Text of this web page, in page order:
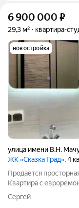
6 900 000 ₽
29,3 м² квартира-
новостройка
улица имени В.Н.
ЖК «Сказка Град», 4
Продается
Квартира с
необходимой
Благоустроенный
Сергей